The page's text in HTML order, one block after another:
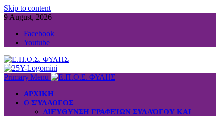
Skip to content
9 August, 2026
Facebook
Youtube
Primary Menu
ΑΡΧΙΚΗ
Ο ΣΎΛΛΟΓΟΣ
ΔΙΕΎΘΥΝΣΗ ΓΡΑΦΕΊΩΝ ΣΥΛΛΌΓΟΥ ΚΑΙ